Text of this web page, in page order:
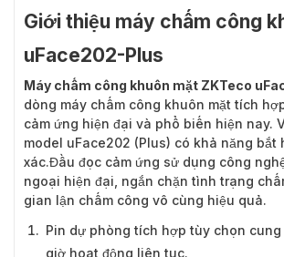
Giới thiệu máy chấm công
uFace202-Plus
Máy chấm công khuôn mặt ZKTeco
dòng máy chấm công khuôn mặt tích
cảm ứng hiện đại và phổ biến hiện nay.
model uFace202 (Plus) có khả năng bắt
xác.Đầu đọc cảm ứng sử dụng công
ngoại hiện đại, ngắn chặn tình trạng
gian lận chấm công vô cùng hiệu quả.
Pin dự phòng tích hợp tùy chọn
giờ hoạt động liên tục.